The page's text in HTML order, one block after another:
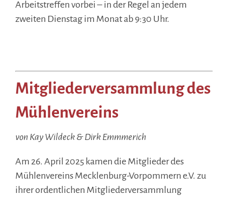
Arbeitstreffen vorbei – in der Regel an jedem
zweiten Dienstag im Monat ab 9:30 Uhr.
Mitgliederversammlung des
Mühlenvereins
von Kay Wildeck & Dirk Emmmerich
Am 26. April 2025 kamen die Mitglieder des
Mühlenvereins Mecklenburg-Vorpommern e.V. zu
ihrer ordentlichen Mitgliederversammlung